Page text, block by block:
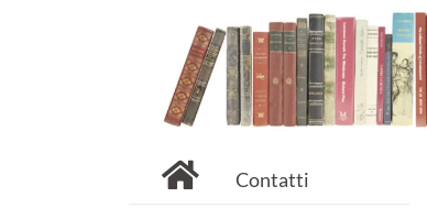
Contatti